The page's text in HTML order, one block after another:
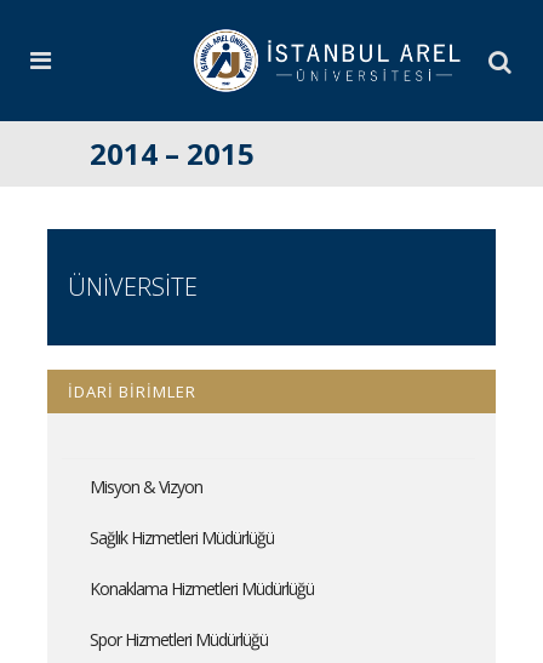
2014 – 2015
ÜNİVERSİTE
İDARİ BİRİMLER
Misyon & Vizyon
Sağlık Hizmetleri Müdürlüğü
Konaklama Hizmetleri Müdürlüğü
Spor Hizmetleri Müdürlüğü